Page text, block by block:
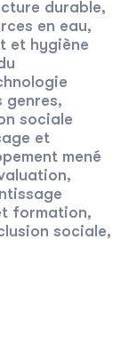
durable,
en eau,
et hygiène
genres,
sociale
et
mené
formation,
sociale,